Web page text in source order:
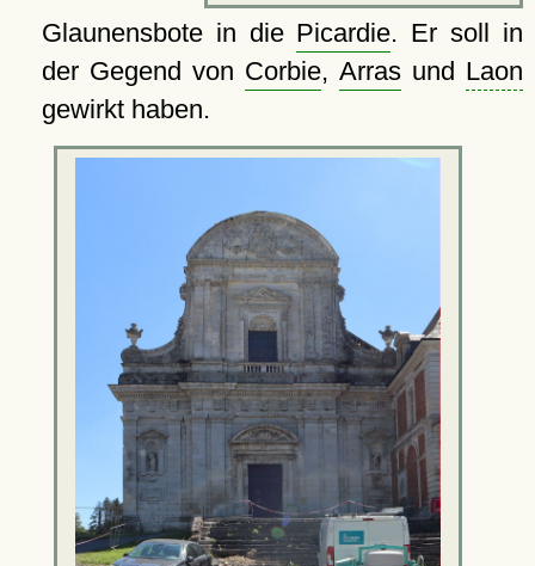
Glaunensbote in die Picardie. Er soll in
der Gegend von Corbie, Arrasund Laon
gewirkt haben.